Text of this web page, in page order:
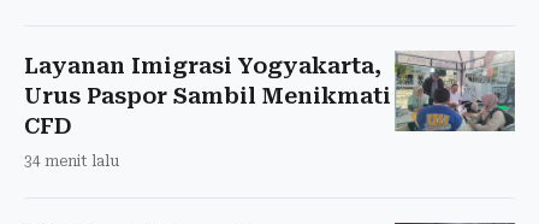
Layanan Imigrasi Yogyakarta,
Urus Paspor Sambil Menikmati
CFD
34 menit lalu